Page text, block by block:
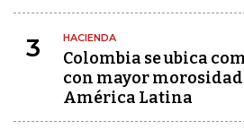
3 HACIENDA
Colombia se ubica
con mayor
América Latina